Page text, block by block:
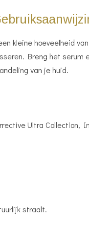
kleine hoeveelheid
Breng het
van je huid.
Ultra Collection,
straalt.